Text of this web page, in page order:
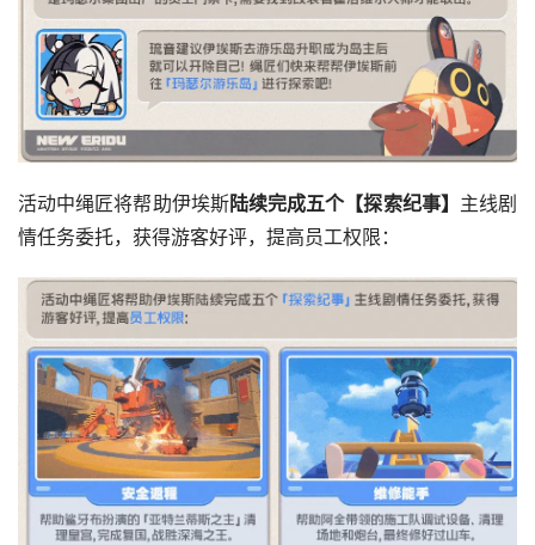
活动中绳匠将帮助伊埃斯陆续完成五个【探索纪事】 主线剧
情任务委托，获得游客好评，提高员工权限：